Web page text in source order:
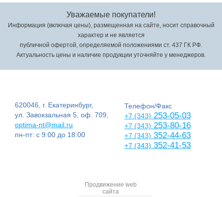
Уважаемые покупатели!
Информация (включая цены), размещенная на сайте, носит справочный
характер и не является
публичной офертой, определяемой положениями ст. 437 ГК РФ.
Актуальность цены и наличие продукции уточняйте у менеджеров.
620046, г. Екатеринбург,
ул. Завокзальная 5, оф. 709,
optima-nt@mail.ru
пн-пт: с 9:00 до 18:00
Телефон/Факс
+7 (343) 253-05-03
+7 (343) 253-80-16
+7 (343) 352-44-63
+7 (343) 352-41-53
Продвижение web
сайта